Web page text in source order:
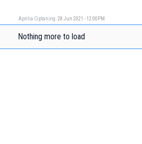
Aprilia Ciptaning 28 Jun 2021 - 12:00PM
Nothing more to load